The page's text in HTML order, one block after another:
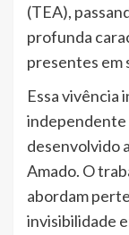
(TEA),
profunda
presentes em
Essa vivência
independente
desenvolvido
Amado. O
abordam
invisibilidade